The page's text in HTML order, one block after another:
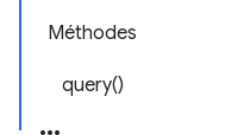
Méthodes
query()